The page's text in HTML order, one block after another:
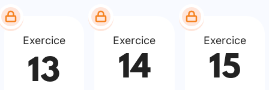
Exercice
13
Exercice
14
Exercice
15